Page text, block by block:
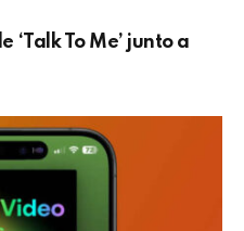
‘Talk To Me’ junto a